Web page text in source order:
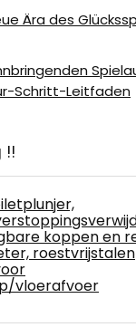
Ära des
Schritt-Leitfaden
!!
koppen en
roestvrijstalen
vloerafvoer